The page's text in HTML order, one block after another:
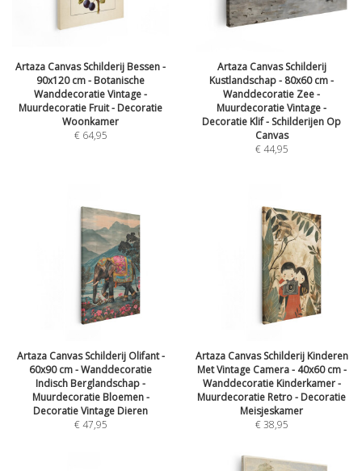
Artaza Canvas Schilderij Bessen -
90x120 cm - Botanische
Wanddecoratie Vintage -
Muurdecoratie Fruit - Decoratie
Woonkamer
€ 64,95
Artaza Canvas Schilderij
Kustlandschap - 80x60 cm -
Wanddecoratie Zee -
Muurdecoratie Vintage -
Decoratie Klif - Schilderijen Op
Canvas
€44,95
Artaza Canvas Schilderij Olifant -
60x90 cm - Wanddecoratie
Indisch Berglandschap -
Muurdecoratie Bloemen -
Decoratie Vintage Dieren
€47,95
Artaza Canvas Schilderij Kinderen
Met Vintage Camera - 40x60 cm -
Wanddecoratie Kinderkamer -
Muurdecoratie Retro - Decoratie
Meisjeskamer
€38,95